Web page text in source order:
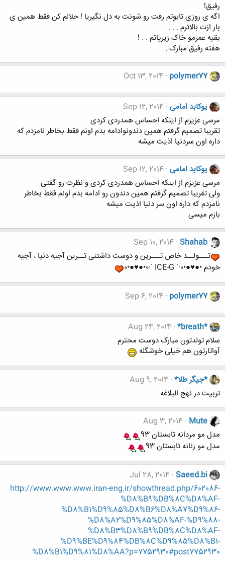
رفیق!
اگه ی روزی تابوتم رفت رو شونت به دل نگیریا ! حلالم کن فقط همین ی
بار ازت بالاترم . . .
بقیه عمرمو خاک زیرپاتم . . !
هفته رفیق مبارک .
polymer77
Oct 13, 2014
یوکابد امامی Sep 12, 2014
مرسی عزیزم از اینکه احساس همدردی کردی
تقریبا تصمیم گرفتم همین دندونوادامه بدم اونم فقط بخاطر نامزدم که
داره اون سردنیا اذیت میشه
یوکابد امامی Sep 12, 2014
مرسی عزیزم از اینکه احساس همدردی کردی و نظرت رو گفتی
ولی تقریبا تصمیم گرفتم همین دندون رو ادامه بدم اونم فقط بخاطر
نامزدم که داره اون سر دنیا اذیت میشه
بازم میسی
Shahab
Sep 10, 2014
تـــولــد خاص تـــرین و دوست داشتنی تــرین آجیه دنیا ، آجیه
خودم •●♥●•٠·˙ ICE-G ˙·٠•●♥●•٠
polymer77
Sep 6, 2014
*breath*
Aug 24, 2014
سلام تولدتون مبارک دوست محترم
آواتارتون هم خیلی خوشگله
*جیگر طلا* Aug 9, 2014
تربیت در نهج البلاغه
Mute
Aug 3, 2014
مدل مو مردانه تابستان 93
مدل مو زنانه تابستان 93
Saeed.bi
Jul 28, 2014
http://www.www.www.iran-eng.ir/showthread.php/602086-
%D8%B9%DB%8C%D8%AF-
%D8%B1%D9%85%D8%B6%D8%A7%D9%86-
%D8%A2%D9%85%D8%AF-%D9%88-
%D8%B3%D8%B9%DB%8C%D8%AF-
%D9%BE%D9%84%DB%8C%D9%85%D8%B1-
%D8%B1%D9%81%D8%AA?p=7752930#post7752930